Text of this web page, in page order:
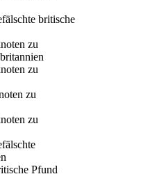
britische
zu
zu
zu
zu
Pfund